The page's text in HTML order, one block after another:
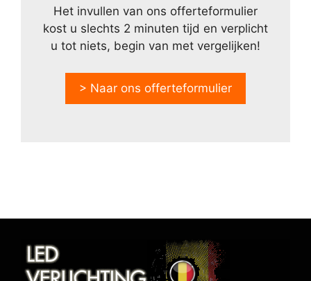
Het invullen van ons offerteformulier
kost u slechts 2 minuten tijd en verplicht
u tot niets, begin van met vergelijken!
> Naar ons offerteformulier